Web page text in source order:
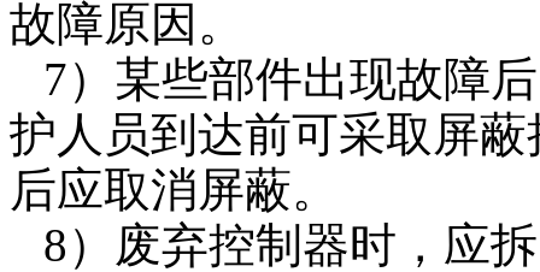
故障原因。
7）某些部件出现故障
护人员到达前可采取屏
后应取消屏蔽。
8）废弃控制器时，应